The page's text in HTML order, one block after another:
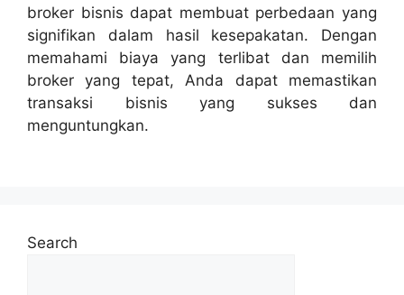
broker bisnis dapat membuat perbedaan yang
signifikan dalam hasil kesepakatan. Dengan
memahami biaya yang terlibat dan memilih
broker yang tepat, Anda dapat memastikan
transaksi bisnis yang sukses dan
menguntungkan.
Search